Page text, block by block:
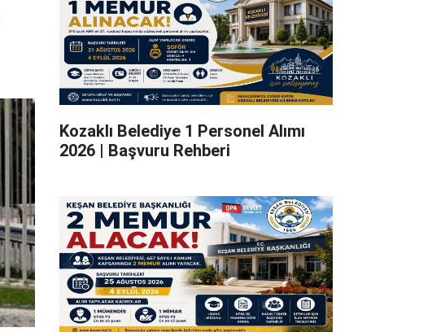
Kozaklı Belediye 1 Personel Alımı
2026 | Başvuru Rehberi